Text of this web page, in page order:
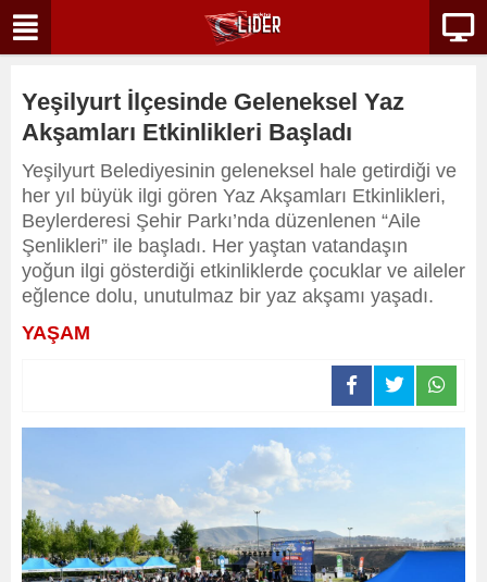
Yeşilyurt İlçesinde Geleneksel Yaz
Akşamları Etkinlikleri Başladı
Yeşilyurt Belediyesinin geleneksel hale getirdiği ve
her yıl büyük ilgi gören Yaz Akşamları Etkinlikleri,
Beylerderesi Şehir Parkı’nda düzenlenen “Aile
Şenlikleri” ile başladı. Her yaştan vatandaşın
yoğun ilgi gösterdiği etkinliklerde çocuklar ve aileler
eğlence dolu, unutulmaz bir yaz akşamı yaşadı.
YAŞAM